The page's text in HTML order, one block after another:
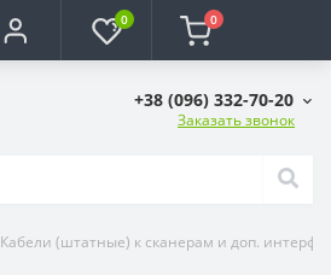
0 0
+38 (096) 332-70-20
Заказать звонок
Кабели (штатные) к сканерам и доп.